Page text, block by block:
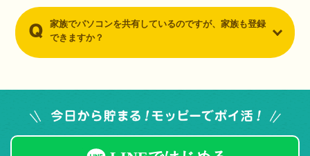
家族でパソコンを共有しているのですが、家族も登録
できますか？